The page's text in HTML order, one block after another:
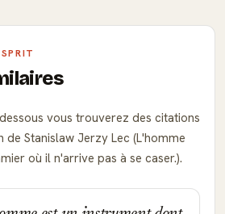
vous trouverez des citations
de Stanislaw Jerzy Lec (L'homme
où il n'arrive pas à se caser.).